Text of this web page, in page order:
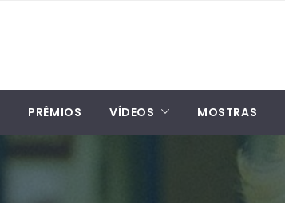
PRÊMIOS VÍDEOS MOSTRAS